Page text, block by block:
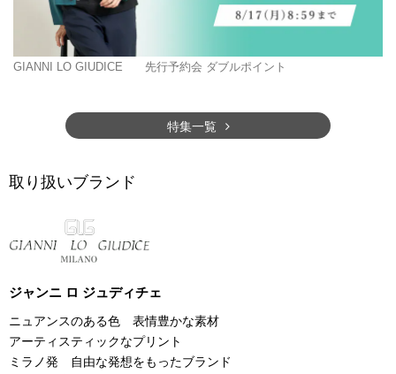
GIANNI LO GIUDICE 先行予約会 ダブルポイント
特集一覧
取り扱いブランド
ジャンニ ロ ジュディチェ
ニュアンスのある色 表情豊かな素材
アーティスティックなプリント
ミラノ発 自由な発想をもったブランド